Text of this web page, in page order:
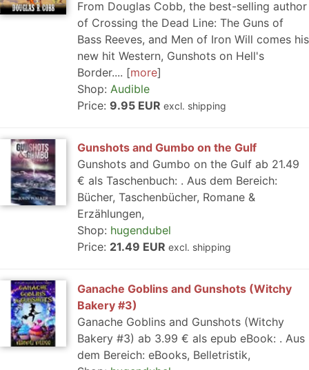
From Douglas Cobb, the best-selling author
of Crossing the Dead Line: The Guns of
Bass Reeves, and Men of Iron Will comes his
new hit Western, Gunshots on Hell's
Border....
more
Shop: Audible
Price: 9.95 EUR excl. shipping
Gunshots and Gumbo on the Gulf
Gunshots and Gumbo on the Gulf ab 21.49
€ als Taschenbuch: . Aus dem Bereich:
Bücher, Taschenbücher, Romane &
Erzählungen,
Shop: hugendubel
Price: 21.49 EUR excl. shipping
Ganache Goblins and Gunshots (Witchy
Bakery #3)
Ganache Goblins and Gunshots (Witchy
Bakery #3) ab 3.99 € als epub eBook: . Aus
dem Bereich: eBooks, Belletristik,